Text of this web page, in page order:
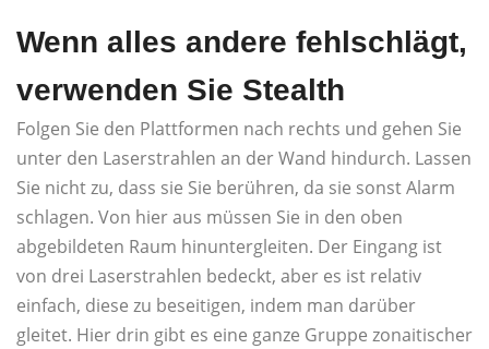
Wenn alles andere fehlschlägt,
verwenden Sie Stealth
Folgen Sie den Plattformen nach rechts und gehen Sie
unter den Laserstrahlen an der Wand hindurch. Lassen
Sie nicht zu, dass sie Sie berühren, da sie sonst Alarm
schlagen. Von hier aus müssen Sie in den oben
abgebildeten Raum hinuntergleiten. Der Eingang ist
von drei Laserstrahlen bedeckt, aber es ist relativ
einfach, diese zu beseitigen, indem man darüber
gleitet. Hier drin gibt es eine ganze Gruppe zonaitischer